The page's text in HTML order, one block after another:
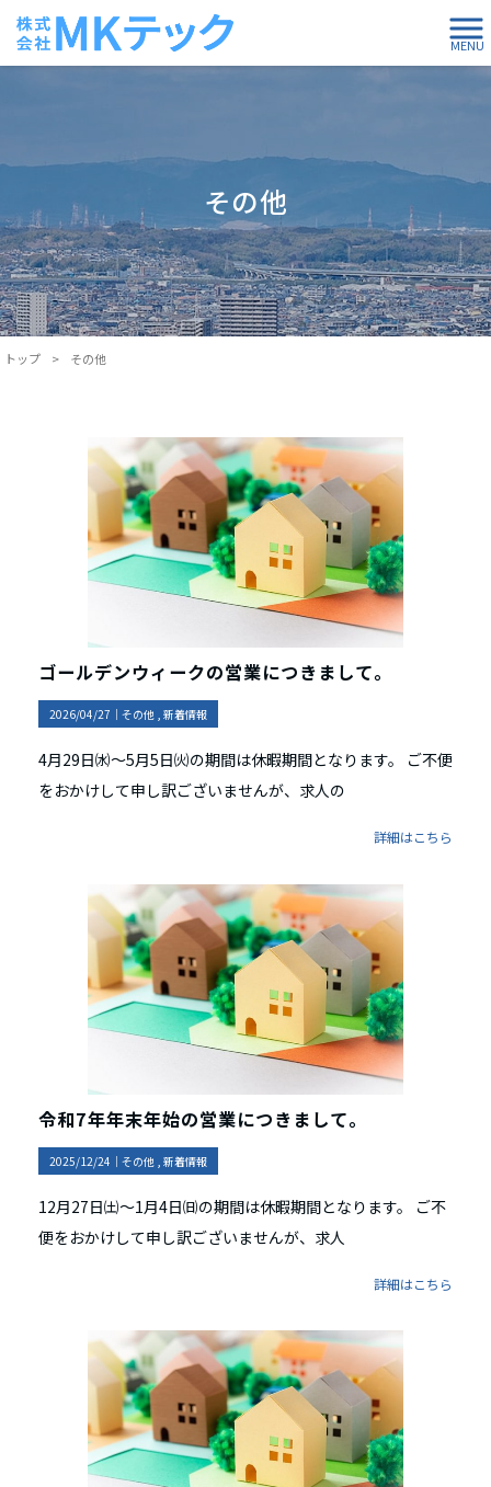
MENU
その他
トップ > その他
ゴールデンウィークの営業につきまして。
2026/04/27｜ その他 新着情報
4月29日㈬～5月5日㈫の期間は休暇期間となります。 ご不便
をおかけして申し訳ございませんが、求人の
詳細はこちら
令和7年年末年始の営業につきまして。
2025/12/24｜ その他 新着情報
12月27日㈯～1月4日㈰の期間は休暇期間となります。 ご不
便をおかけして申し訳ございませんが、求人
詳細はこちら